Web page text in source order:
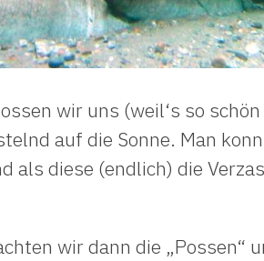
wir uns (weil‘s so
auf die Sonne. Man
als diese (endlich) die
wir dann die „Possen“